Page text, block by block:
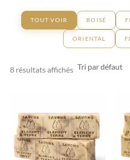
TOUT VOIR BOISÉ
ORIENTAL
8 résultats affichés